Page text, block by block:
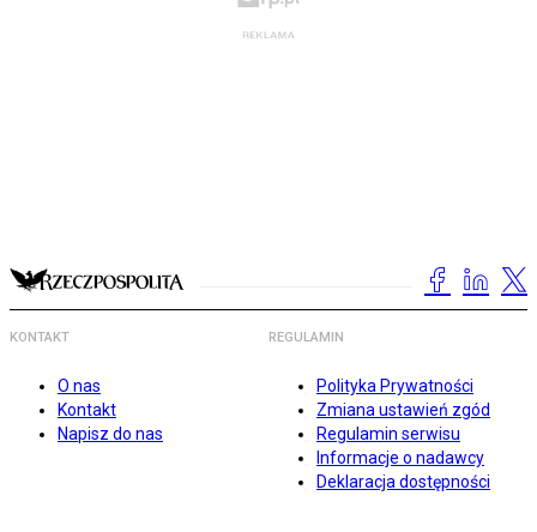
KONTAKT
O nas
Kontakt
Napisz do nas
REGULAMIN
Polityka Prywatności
Zmiana ustawień zgód
Regulamin serwisu
Informacje o nadawcy
Deklaracja dostępności